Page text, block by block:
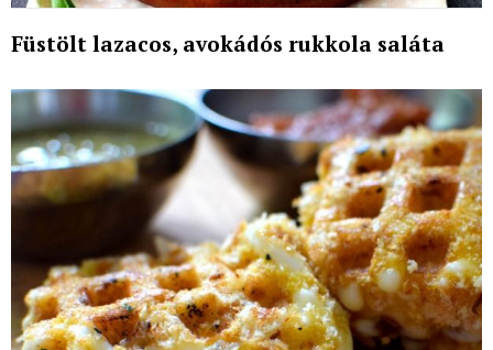
Füstölt lazacos, avokádós rukkola saláta